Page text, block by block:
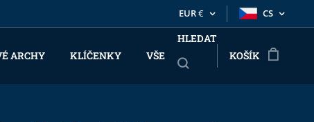
EUR€ CS
ARCHY KLÍČENKY VŠE
HLEDAT
KOŠÍK